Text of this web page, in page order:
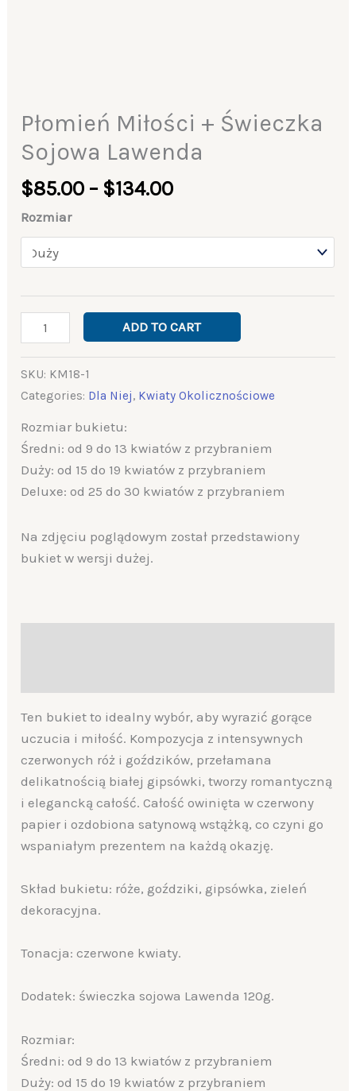
Płomień Miłości + Świeczka
Sojowa Lawenda
$85.00 – $134.00
Rozmiar
ADD TO CART
SKU: KM18-1
Categories: Dla Niej, Kwiaty Okolicznościowe
Rozmiar bukietu:
Średni: od 9 do 13 kwiatów z przybraniem
Duży: od 15 do 19 kwiatów z przybraniem
Deluxe: od 25 do 30 kwiatów z przybraniem
Na zdjęciu poglądowym został przedstawiony
bukiet w wersji dużej.
Ten bukiet to idealny wybór, aby wyrazić gorące
uczucia i miłość. Kompozycja z intensywnych
czerwonych róż i goździków, przełamana
delikatnością białej gipsówki, tworzy romantyczną
i elegancką całość. Całość owinięta w czerwony
papier i ozdobiona satynową wstążką, co czyni go
wspaniałym prezentem na każdą okazję.
Skład bukietu: róże, goździki, gipsówka, zieleń
dekoracyjna.
Tonacja: czerwone kwiaty.
Dodatek: świeczka sojowa Lawenda 120g.
Rozmiar:
Średni: od 9 do 13 kwiatów z przybraniem
Duży: od 15 do 19 kwiatów z przybraniem